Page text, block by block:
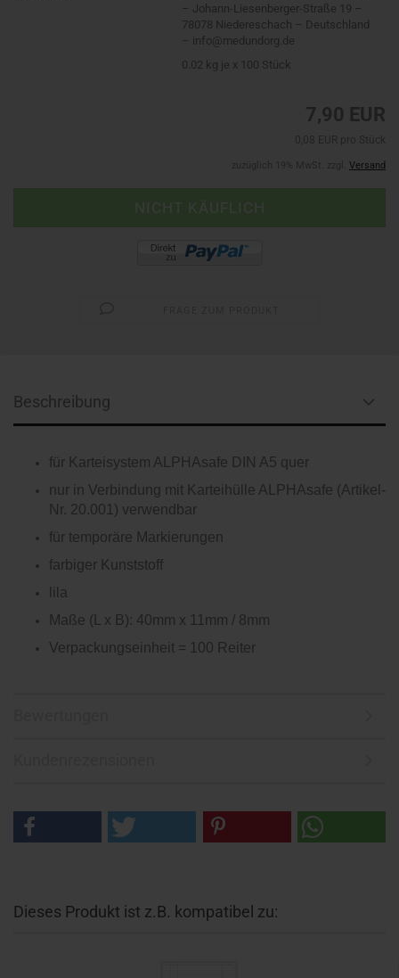
– Johann-Liesenberger-Straße 19 –
78078 Niedereschach – Deutschland
– info@medundorg.de
0.02 kg je x 100 Stück
7,90 EUR
Versand
Beschreibung
für Karteisystem ALPHAsafe DIN A5 quer
nur in Verbindung mit Karteihülle ALPHAsafe (Artikel-
Nr. 20.001) verwendbar
für temporäre Markierungen
farbiger Kunststoff
lila
Maße (L x B): 40mm x 11mm / 8mm
Verpackungseinheit = 100 Reiter
Dieses Produkt ist z.B. kompatibel zu: